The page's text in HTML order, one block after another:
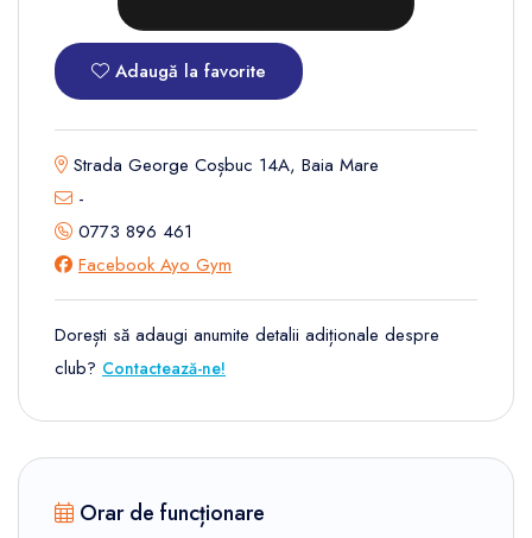
Adaugă la favorite
Strada George Coșbuc 14A, Baia Mare
-
0773 896 461
Facebook Ayo Gym
Dorești să adaugi anumite detalii adiționale despre
club? Contactează-ne!
Orar de funcționare